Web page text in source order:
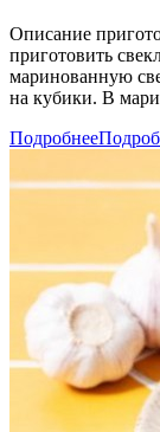
Описание
приготовить
маринованную
на кубики. В
Подробнее